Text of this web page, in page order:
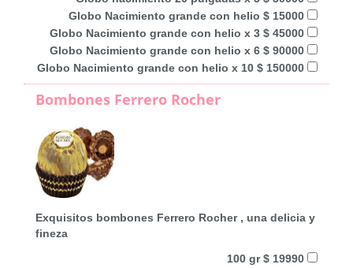
Globo Nacimiento grande con helio $ 15000
Globo Nacimiento grande con helio x 3 $ 45000
Globo Nacimiento grande con helio x 6 $ 90000
Globo Nacimiento grande con helio x 10 $ 150000
Bombones Ferrero Rocher
Exquisitos bombones Ferrero Rocher , una delicia y
fineza
100 gr $ 19990